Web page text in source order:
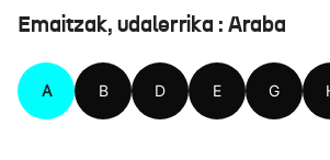
Emaitzak, udalerrika : Araba
A B D E G